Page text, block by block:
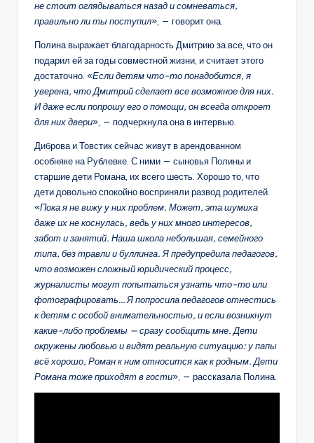
не стоит оглядываться назад и сомневаться,
правильно ли ты поступил», — говорит она.
Полина выражает благодарность Дмитрию за все, что он
подарил ей за годы совместной жизни, и считает этого
достаточно. «Если детям что-то понадобится, я
уверена, что Дмитрий сделает все возможное для них.
И даже если попрошу его о помощи, он всегда откроет
для них двери», — подчеркнула она в интервью.
Диброва и Товстик сейчас живут в арендованном
особняке на Рублевке. С ними — сыновья Полины и
старшие дети Романа, их всего шесть. Хорошо то, что
дети довольно спокойно восприняли развод родителей.
«Пока я не вижу у них проблем. Может, эта шумиха
даже их не коснулась, ведь у них много интересов,
забот и занятий. Наша школа небольшая, семейного
типа, без травли и буллинга. Я предупредила педагогов,
что возможен сложный юридический процесс,
журналисты могут попытаться узнать что-то или
фотографировать… Я попросила педагогов отнестись
к детям с особой внимательностью, и если возникнут
какие-либо проблемы — сразу сообщить мне. Дети
окружены любовью и видят реальную ситуацию: у папы
всё хорошо, Роман к ним относится как к родным. Дети
Романа тоже приходят в гости», — рассказала Полина.